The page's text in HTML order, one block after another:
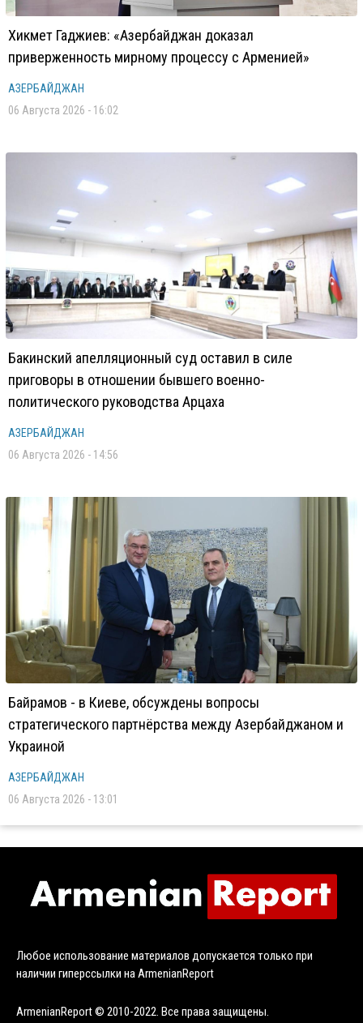
Хикмет Гаджиев: «Азербайджан доказал
приверженность мирному процессу с Арменией»
АЗЕРБАЙДЖАН
06 Августа 2026 - 16:02
Бакинский апелляционный суд оставил в силе
приговоры в отношении бывшего военно-
политического руководства Арцаха
АЗЕРБАЙДЖАН
06 Августа 2026 - 14:56
Байрамов - в Киеве, обсуждены вопросы
стратегического партнёрства между Азербайджаном и
Украиной
АЗЕРБАЙДЖАН
06 Августа 2026 - 13:01
Любое использование материалов допускается только при
наличии гиперссылки на ArmenianReport
ArmenianReport © 2010-2022. Все права защищены.